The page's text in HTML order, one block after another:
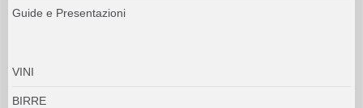
Guide e Presentazioni
VINI
BIRRE